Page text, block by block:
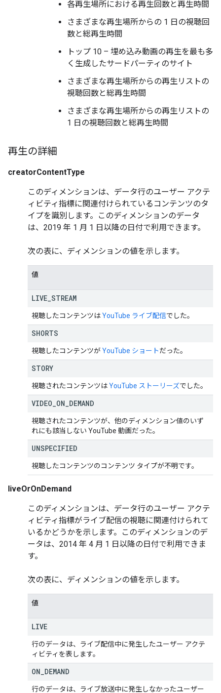
各再生場所における再生回数と再生時間
さまざまな再生場所からの 1 日の視聴回
数と総再生時間
トップ 10 – 埋め込み動画の再生を最も多
く生成したサードパーティのサイト
さまざまな再生場所からの再生リストの
視聴回数と総再生時間
さまざまな再生場所からの再生リストの
1 日の視聴回数と総再生時間
再生の詳細
creatorContentType
このディメンションは、データ行のユーザー アクテ
ィビティ指標に関連付けられているコンテンツのタ
イプを識別します。このディメンションのデータ
は、2019 年 1 月 1 日以降の日付で利用できます。
次の表に、ディメンションの値を示します。
値
LIVE STREAM
視聴したコンテンツはYouTube ライブ配信でした。
SHORTS
視聴したコンテンツがYouTube ショートだった。
STORY
視聴されたコンテンツはYouTube ストーリーズでした。
VIDEO ON DEMAND
視聴されたコンテンツが、他のディメンション値のいず
れにも該当しない YouTube 動画だった。
UNSPECIFIED
視聴したコンテンツのコンテンツ タイプが不明です。
liveOrOnDemand
このディメンションは、データ行のユーザー アクテ
ィビティ指標がライブ配信の視聴に関連付けられて
いるかどうかを示します。このディメンションのデ
ータは、2014 年 4 月 1 日以降の日付で利用できま
す。
次の表に、ディメンションの値を示します。
値
LIVE
行のデータは、ライブ配信中に発生したユーザー アクテ
ィビティを表します。
ON DEMAND
行のデータは、ライブ放送中に発生しなかったユーザー